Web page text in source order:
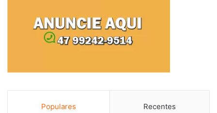
Populares Recentes